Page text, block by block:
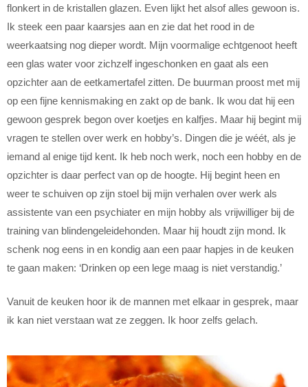
flonkert in de kristallen glazen. Even lijkt het alsof alles gewoon is.
Ik steek een paar kaarsjes aan en zie dat het rood in de
weerkaatsing nog dieper wordt. Mijn voormalige echtgenoot heeft
een glas water voor zichzelf ingeschonken en gaat als een
opzichter aan de eetkamertafel zitten. De buurman proost met mij
op een fijne kennismaking en zakt op de bank. Ik wou dat hij een
gewoon gesprek begon over koetjes en kalfjes. Maar hij begint mij
vragen te stellen over werk en hobby’s. Dingen die je wéét, als je
iemand al enige tijd kent. Ik heb noch werk, noch een hobby en de
opzichter is daar perfect van op de hoogte. Hij begint heen en
weer te schuiven op zijn stoel bij mijn verhalen over werk als
assistente van een psychiater en mijn hobby als vrijwilliger bij de
training van blindengeleidehonden. Maar hij houdt zijn mond. Ik
schenk nog eens in en kondig aan een paar hapjes in de keuken
te gaan maken: ‘Drinken op een lege maag is niet verstandig.’
Vanuit de keuken hoor ik de mannen met elkaar in gesprek, maar
ik kan niet verstaan wat ze zeggen. Ik hoor zelfs gelach.